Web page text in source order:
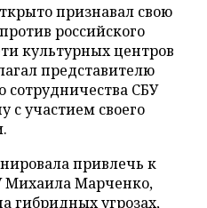
признавал свою
российского
культурных центров
представителю
СБУ
с участием своего
привлечь к
Михаила Марченко,
гибридных угрозах,